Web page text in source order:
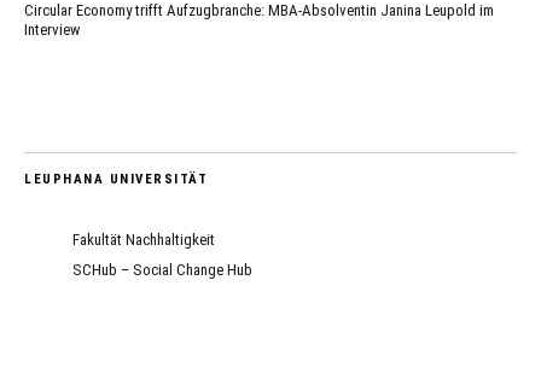
Circular Economy trifft Aufzugbranche: MBA-Absolventin Janina Leupold im
Interview
LEUPHANA UNIVERSITÄT
Fakultät Nachhaltigkeit
SCHub – Social Change Hub